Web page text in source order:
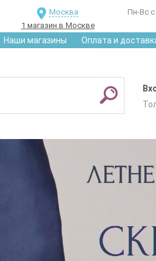
Москва
1 магазин в Москве
Пн-Вс
Наши магазины Оплата и